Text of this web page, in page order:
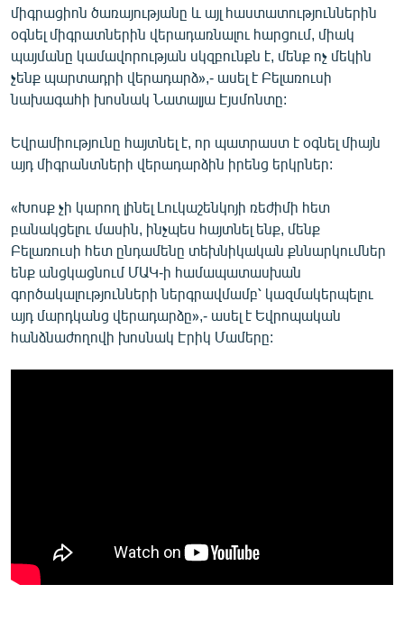
միգրացիոն ծառայությանը և այլ հաստատություններին
օգնել միգրատներին վերադառնալու հարցում, միակ
պայմանը կամավորության սկզբունքն է, մենք ոչ մեկին
չենք պարտադրի վերադարձ»,- ասել է Բելառուսի
նախագահի խոսնակ Նատալյա Էյսմոնտը:
Եվրամիությունը հայտնել է, որ պատրաստ է օգնել միայն
այդ միգրանտների վերադարձին իրենց երկրներ:
«Խոսք չի կարող լինել Լուկաշենկոյի ռեժիմի հետ
բանակցելու մասին, ինչպես հայտնել ենք, մենք
Բելառուսի հետ ընդամենը տեխնիկական քննարկումներ
ենք անցկացնում ՄԱԿ-ի համապատասխան
գործակալությունների ներգրավմամբ՝ կազմակերպելու
այդ մարդկանց վերադարձը»,- ասել է Եվրոպական
հանձնաժողովի խոսնակ Էրիկ Մամերը: